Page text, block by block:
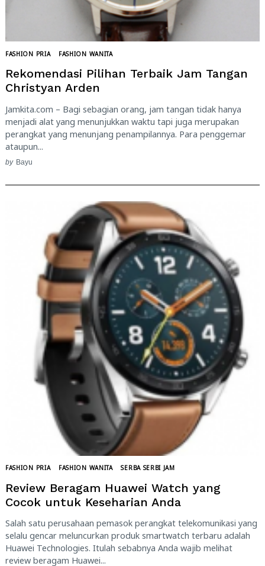
FASHION PRIA FASHION WANITA
Rekomendasi Pilihan Terbaik Jam Tangan
Christyan Arden
Jamkita.com – Bagi sebagian orang, jam tangan tidak hanya
menjadi alat yang menunjukkan waktu tapi juga merupakan
perangkat yang menunjang penampilannya. Para penggemar
ataupun...
by Bayu
FASHION PRIA FASHION WANITA SERBA SERBI JAM
Review Beragam Huawei Watch yang
Cocok untuk Keseharian Anda
Salah satu perusahaan pemasok perangkat telekomunikasi yang
selalu gencar meluncurkan produk smartwatch terbaru adalah
Huawei Technologies. Itulah sebabnya Anda wajib melihat
review beragam Huawei...